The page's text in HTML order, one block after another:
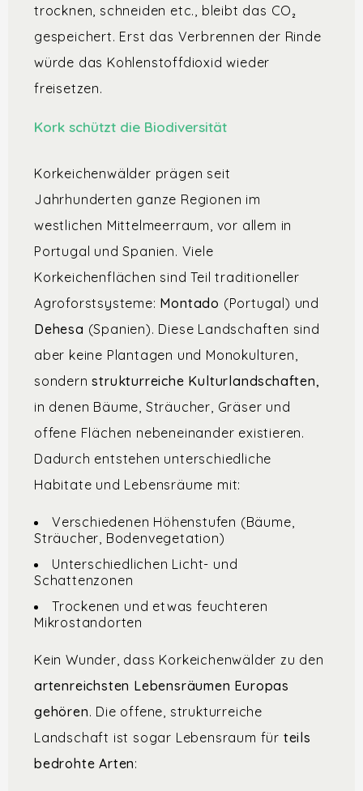
trocknen, schneiden etc., bleibt das CO₂
gespeichert. Erst das Verbrennen der Rinde
würde das Kohlenstoffdioxid wieder
freisetzen.
Kork schützt die Biodiversität
Korkeichenwälder prägen seit
Jahrhunderten ganze Regionen im
westlichen Mittelmeerraum, vor allem in
Portugal und Spanien. Viele
Korkeichenflächen sind Teil traditioneller
Agroforstsysteme: Montado (Portugal) und
Dehesa (Spanien). Diese Landschaften sind
aber keine Plantagen und Monokulturen,
sondernstrukturreiche Kulturlandschaften,
in denen Bäume, Sträucher, Gräser und
offene Flächen nebeneinander existieren.
Dadurch entstehen unterschiedliche
Habitate und Lebensräume mit:
Verschiedenen Höhenstufen (Bäume,
Sträucher, Bodenvegetation)
Unterschiedlichen Licht- und
Schattenzonen
Trockenen und etwas feuchteren
Mikrostandorten
Kein Wunder, dass Korkeichenwälder zu den
artenreichsten Lebensräumen Europas
gehören. Die offene, strukturreiche
Landschaft ist sogar Lebensraum für teils
bedrohte Arten: